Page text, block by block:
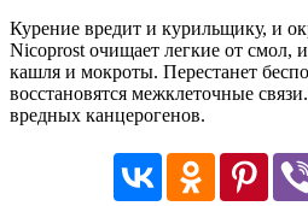
Курение вредит и курильщику, и
Nicoprost очищает легкие от смол,
кашля и мокроты. Перестанет
восстановятся межклеточные
вредных канцерогенов.